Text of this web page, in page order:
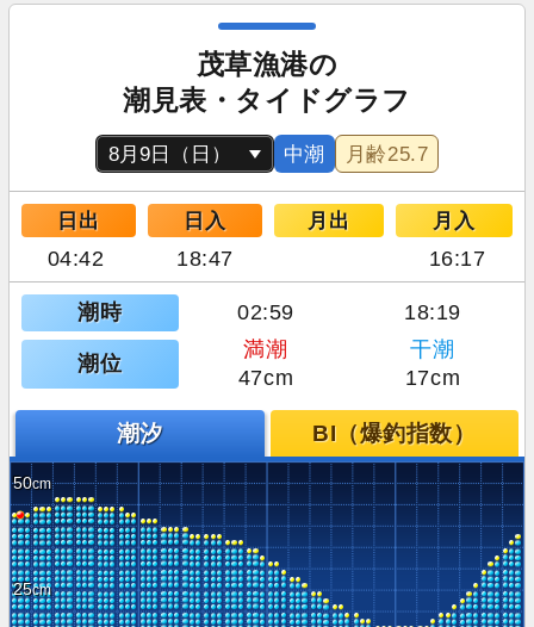
茂草漁港の
潮見表・タイドグラフ
中潮 月齢25.7
日出 日入 月出 月入
04:42 18:47 16:17
潮時 02:59 18:19
潮位
満潮
干潮
47cm
17cm
潮汐 BI（爆釣指数）
50
25